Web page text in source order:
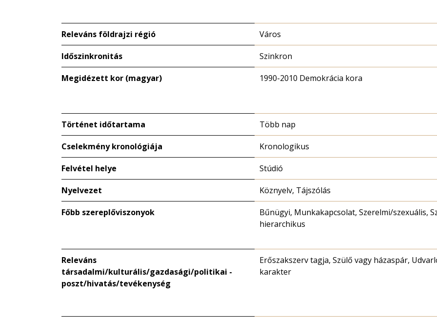
Releváns földrajzi régió Város
Időszinkronitás Szinkron
Megidézett kor (magyar) 1990-2010 Demokrácia kora
Történet időtartama Több nap
Cselekmény kronológiája Kronologikus
Felvétel helye Stúdió
Nyelvezet Köznyelv, Tájszólás
Főbb szereplőviszonyok
Bűnügyi, Munkakapcsolat, Szerelmi/szexuális,
hierarchikus
Releváns
társadalmi/kulturális/gazdasági/politikai -
poszt/hivatás/tevékenység
Erőszakszerv tagja, Szülő vagy házaspár,
karakter